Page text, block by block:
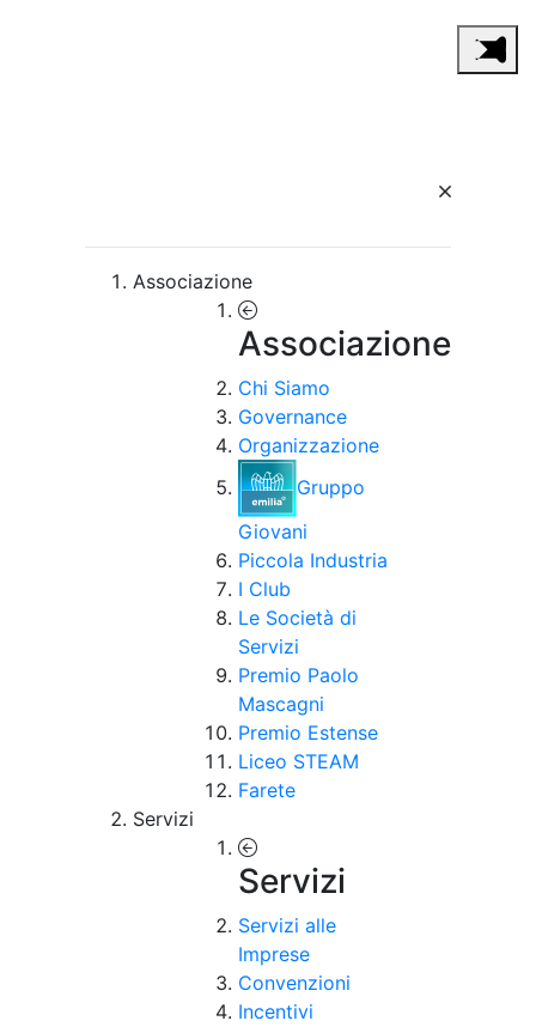
Associazione
Associazione
Chi Siamo
Governance
Organizzazione
Gruppo
Giovani
Piccola Industria
I Club
Le Società di
Servizi
Premio Paolo
Mascagni
Premio Estense
Liceo STEAM
Farete
Servizi
Servizi
Servizi alle
Imprese
Convenzioni
Incentivi